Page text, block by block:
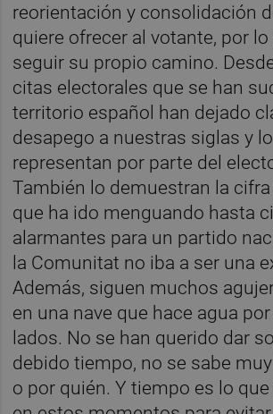
reorientación y consolidación
quiere ofrecer al votante, por
seguir su propio camino.
citas electorales que se han
territorio español han dejado
desapego a nuestras siglas y
representan por parte del
También lo demuestran la
que ha ido menguando hasta
alarmantes para un partido
la Comunitat no iba a ser una
Además, siguen muchos
en una nave que hace agua
lados. No se han querido dar
debido tiempo, no se sabe
o por quién. Y tiempo es lo